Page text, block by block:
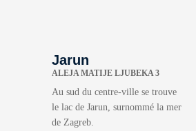
Jarun
ALEJA MATIJE LJUBEKA 3
Au sud du centre-ville se trouve
le lac de Jarun, surnommé la mer
de Zagreb.